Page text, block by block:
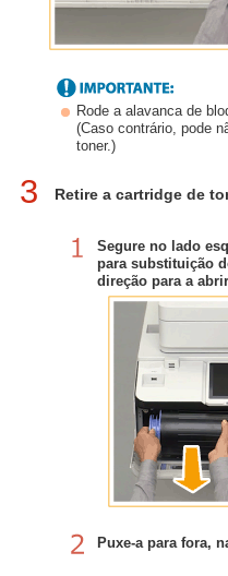
Rode a alavanca de
(Caso contrário, pode
toner.)
3 Retire a cartridge de
Segure no lado
para substituição
direção para a
Puxe-a para fora,